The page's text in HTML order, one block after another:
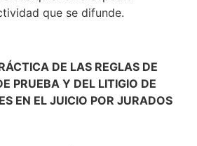
que se difunde.
DE LAS REGLAS DE
PRUEBA Y DEL LITIGIO DE
EN EL JUICIO POR JURADOS